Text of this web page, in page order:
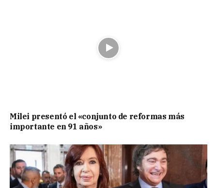
Milei presentó el «conjunto de reformas más
importante en 91 años»